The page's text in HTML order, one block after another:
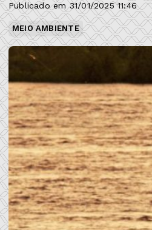
Publicado em 31/01/2025 11:46
MEIO AMBIENTE